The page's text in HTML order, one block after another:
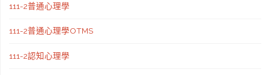
111-2普通心理學
111-2普通心理學OTMS
111-2認知心理學